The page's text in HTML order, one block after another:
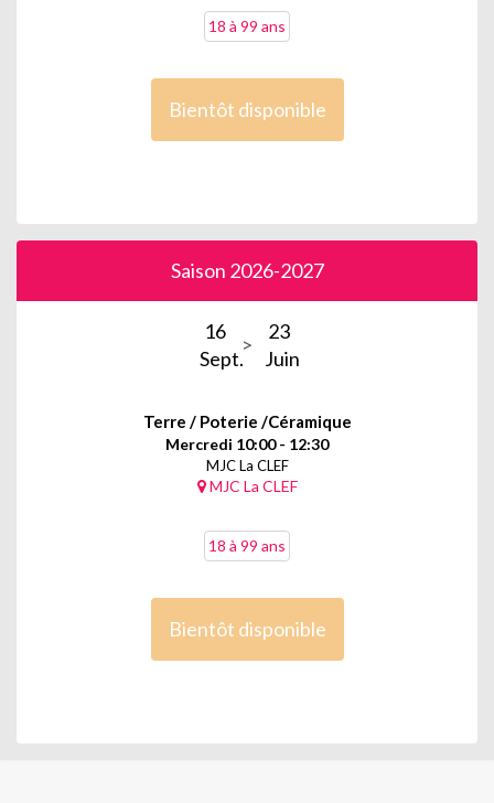
18 à 99 ans
Bientôt disponible
Saison 2026-2027
16
Sept.
23
Juin
Terre / Poterie /Céramique
Mercredi 10:00 - 12:30
MJC La CLEF
MJC La CLEF
18 à 99 ans
Bientôt disponible